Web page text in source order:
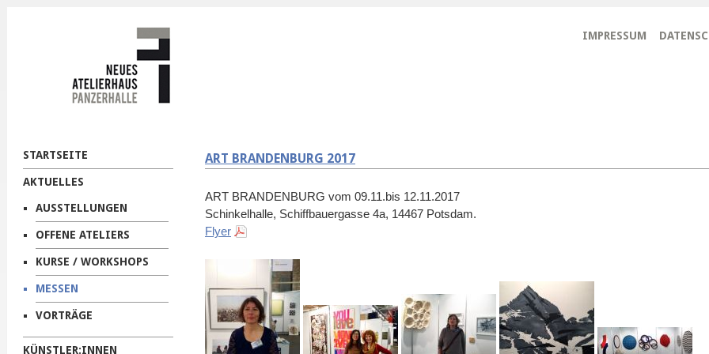
IMPRESSUM
ART BRANDENBURG 2017
ART BRANDENBURG vom 09.11.bis 12.11.2017
Schinkelhalle, Schiffbauergasse 4a, 14467 Potsdam.
Flyer
STARTSEITE
AKTUELLES
AUSSTELLUNGEN
OFFENE ATELIERS
KURSE / WORKSHOPS
MESSEN
VORTRÄGE
KÜNSTLER:INNEN